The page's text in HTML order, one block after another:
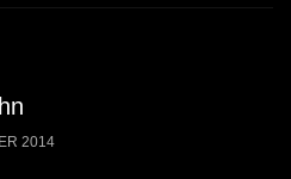
2014